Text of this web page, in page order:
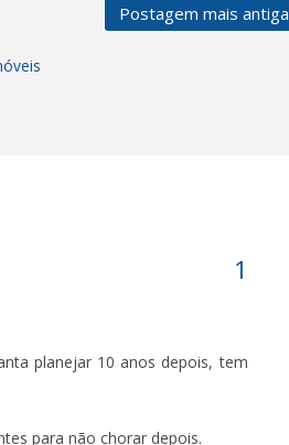
Postagem mais antiga
planejar 10 anos depois, tem
para não chorar depois.